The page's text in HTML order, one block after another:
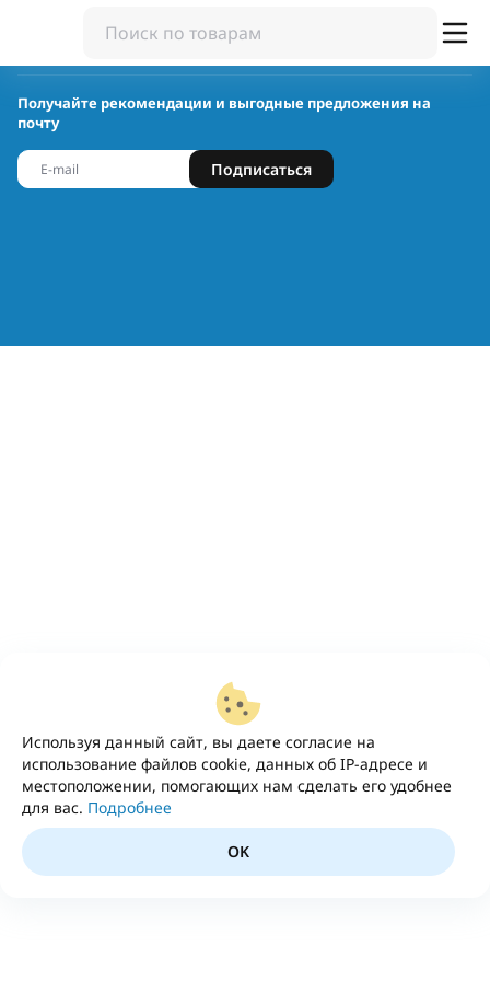
Используя данный сайт, вы даете согласие на
использование файлов cookie, данных об IP-адресе и
местоположении, помогающих нам сделать его удобнее
для вас. Подробнее
OK
Получайте рекомендации и выгодные предложения на
почту
Подписаться